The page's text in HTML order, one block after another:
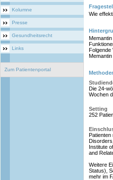
Kolumne
Presse
Gesundheitsrecht
Links
Zum Patientenportal
Wie
Folgende
Die 24-
Wochen
Setting
252
Patienten
Institute
and
Weitere
Status),
mehr im